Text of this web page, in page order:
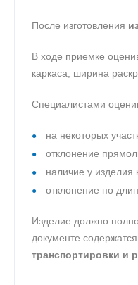
После изготовления
В ходе приемке
каркаса, ширина
Специалистами
на некоторых
отклонение
наличие у
отклонение по
Изделие должно
документе
транспортировки и